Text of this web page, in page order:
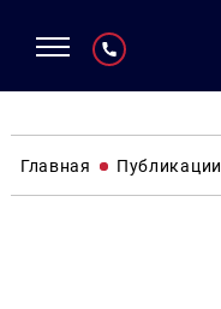
Главная Публикации